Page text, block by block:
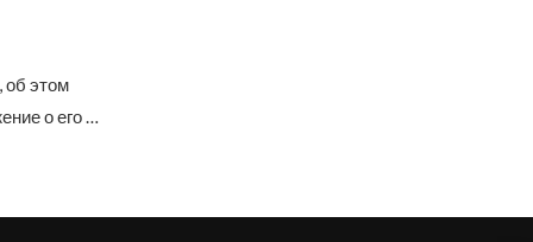
об этом
о его …